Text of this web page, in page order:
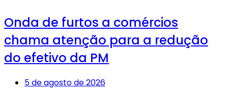
Onda de furtos a comércios
chama atenção para a redução
do efetivo da PM
5 de agosto de 2026